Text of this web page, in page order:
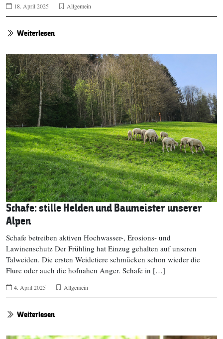
18. April 2025 Allgemein
Weiterlesen
Schafe: stille Helden und Baumeister unserer
Alpen
Schafe betreiben aktiven Hochwasser-, Erosions- und
Lawinenschutz Der Frühling hat Einzug gehalten auf unseren
Talweiden. Die ersten Weidetiere schmücken schon wieder die
Flure oder auch die hofnahen Anger. Schafe in […]
4. April 2025 Allgemein
Weiterlesen